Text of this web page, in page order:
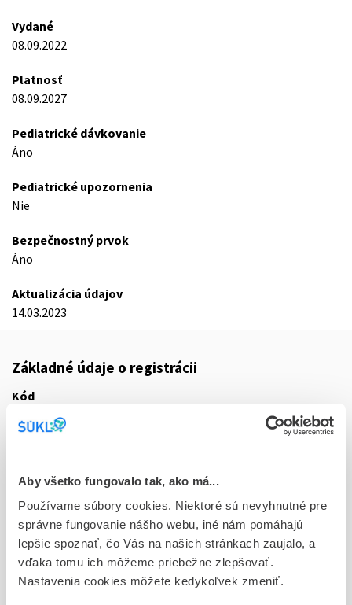
Aby všetko fungovalo tak, ako má...
Používame súbory cookies. Niektoré sú nevyhnutné pre
správne fungovanie nášho webu, iné nám pomáhajú
lepšie spoznať, čo Vás na našich stránkach zaujalo, a
vďaka tomu ich môžeme priebežne zlepšovať.
Nastavenia cookies môžete kedykoľvek zmeniť.
Vydané
08.09.2022
Platnosť
08.09.2027
Pediatrické dávkovanie
Áno
Pediatrické upozornenia
Nie
Bezpečnostný prvok
Áno
Aktualizácia údajov
14.03.2023
Základné údaje o registrácii
Kód
Registračné číslo
Doplnok
tbl plg 28x50 mg (blis.PVC/PVDC/PVC/Al)
Stav
R - Aktuálna registrácia